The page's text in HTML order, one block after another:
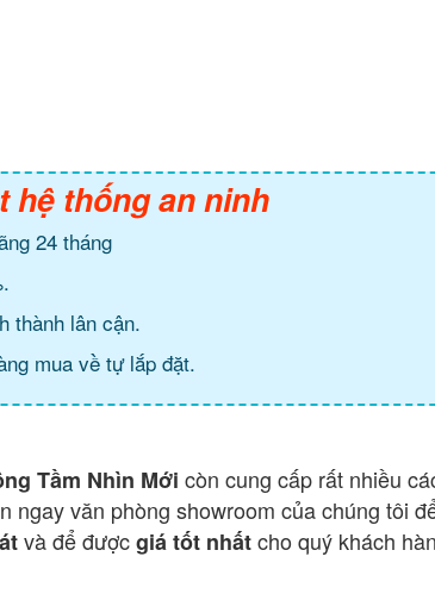
hệ thống an ninh
24 tháng
thành lân cận.
mua về tự lắp đặt.
Tầm Nhìn Mới còn cung cấp rất nhiều
ngay văn phòng showroom của chúng tôi
và để đượcgiá tốt nhấtcho quý khách